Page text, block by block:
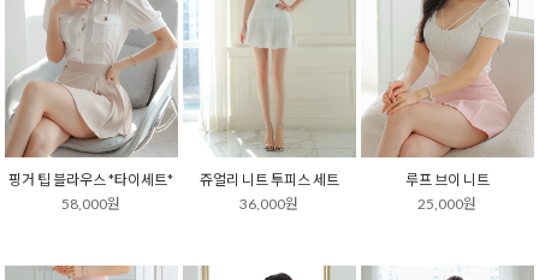
핑거 팁 블라우스 *타이세트*
58,000원
쥬얼리 니트 투피스 세트
36,000원
루프 브이 니트
25,000원